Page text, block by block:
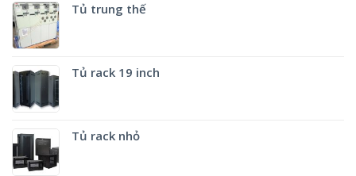
Tủ trung thế
Tủ rack 19 inch
Tủ rack nhỏ